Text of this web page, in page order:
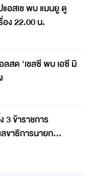
อสเช พบ แมนยู ดู
ง 22.00 น.
สด 'เชลซี พบ เอซี มิ
3 ข้าราชการ
ลขาธิการนายก